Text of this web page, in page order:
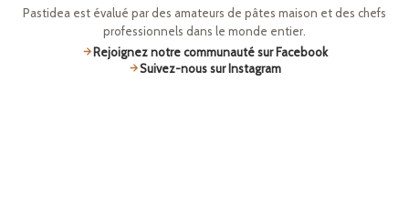
Pastidea est évalué par des amateurs de pâtes maison et des chefs
professionnels dans le monde entier.
Rejoignez notre communauté sur Facebook
Suivez-nous sur Instagram